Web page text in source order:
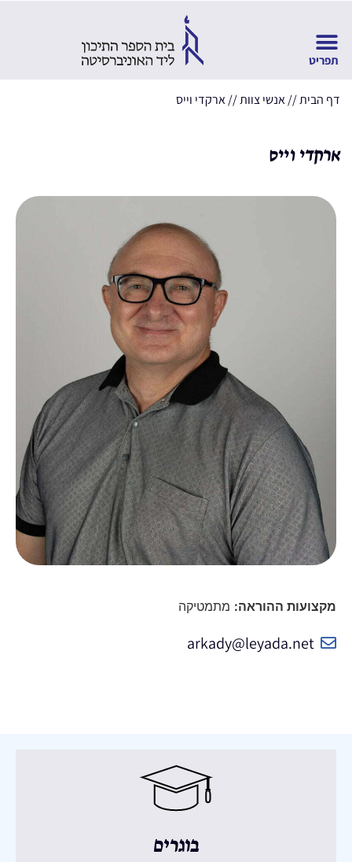
דף הבית//אנשי צוות//ארקדי וייס
ארקדי וייס
מקצועות ההוראה: מתמטיקה
arkady@leyada.net
בוגרים